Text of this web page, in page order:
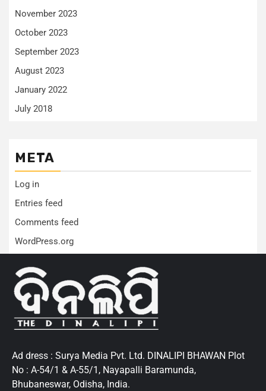
November 2023
October 2023
September 2023
August 2023
January 2022
July 2018
META
Log in
Entries feed
Comments feed
WordPress.org
Ad dress : Surya Media Pvt. Ltd. DINALIPI BHAWAN Plot
No : A-54/1 & A-55/1, Nayapalli Baramunda,
Bhubaneswar, Odisha, India.